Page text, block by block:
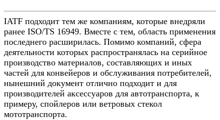
IATF подходит тем же компаниям, которые внедряли
ранее ISO/TS 16949. Вместе с тем, область применения
последнего расширилась. Помимо компаний, сфера
деятельности которых распространялась на серийное
производство материалов, составляющих и иных
частей для конвейеров и обслуживания потребителей,
нынешний документ отлично подходит и для
производителей аксессуаров для автотранспорта, к
примеру, спойлеров или ветровых стекол
мототранспорта.